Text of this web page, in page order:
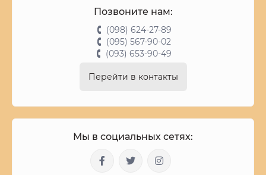
Позвоните нам:
(098) 624-27-89
(095) 567-90-02
(093) 653-90-49
Перейти в контакты
Мы в социальных сетях: